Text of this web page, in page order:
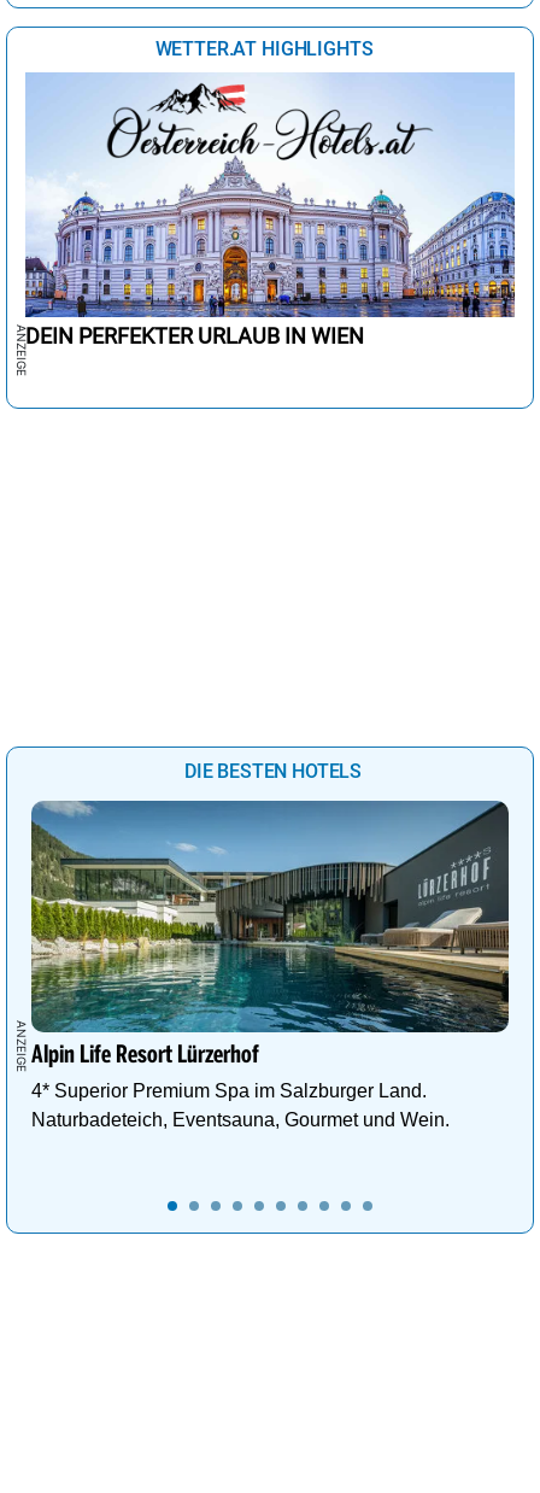
WETTER.AT HIGHLIGHTS
DEIN PERFEKTER URLAUB IN WIEN
DIE BESTEN HOTELS
Alpin Life Resort Lürzerhof
4* Superior Premium Spa im Salzburger Land.
Naturbadeteich, Eventsauna, Gourmet und Wein.